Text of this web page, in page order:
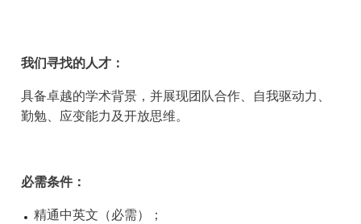
我们寻找的人才：
具备卓越的学术背景，并展现团队合作、自我驱动力、
勤勉、应变能力及开放思维。
必需条件：
精通中英文（必需）；